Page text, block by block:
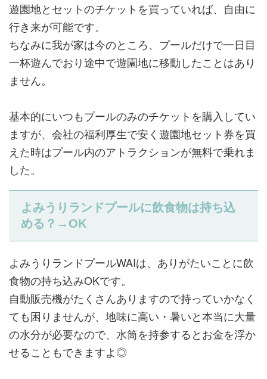
遊園地とセットのチケットを買っていれば、自由に
行き来が可能です。
ちなみに我が家は今のところ、プールだけで一日目
一杯遊んでおり途中で遊園地に移動したことはあり
ません。
基本的にいつもプールのみのチケットを購入してい
ますが、会社の福利厚生で安く遊園地セット券を買
えた時はプール内のアトラクションが無料で乗れま
した。
よみうりランドプールに飲食物は持ち込
める？→OK
よみうりランドプールWAIは、ありがたいことに飲
食物の持ち込みOKです。
自動販売機がたくさんありますので持っていかなく
ても困りませんが、地味に高い・暑いと本当に大量
の水分が必要なので、水筒を持参するとお金を浮か
せることもできますよ◎